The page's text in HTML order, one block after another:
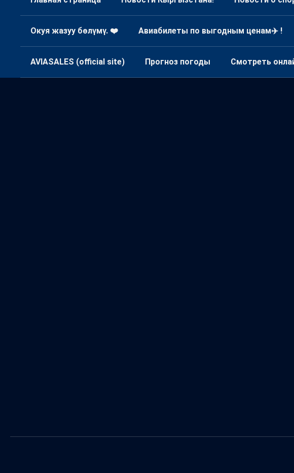
Окуя жазуу бөлүмү. ❤️ Авиабилеты по выгодным ценам✈️ !
AVIASALES (official site) Прогноз погоды Смотреть